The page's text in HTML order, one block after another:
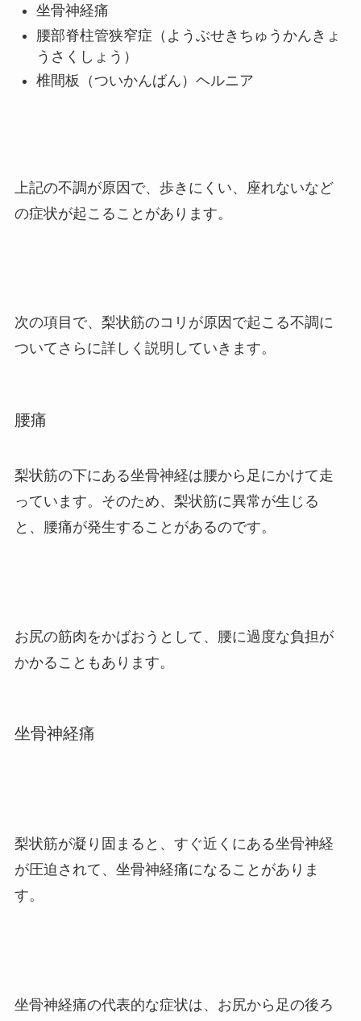
坐骨神経痛
腰部脊柱管狭窄症（ようぶせきちゅうかんきょ
うさくしょう）
椎間板（ついかんばん）ヘルニア
上記の不調が原因で、歩きにくい、座れないなど
の症状が起こることがあります。
次の項目で、梨状筋のコリが原因で起こる不調に
ついてさらに詳しく説明していきます。
腰痛
梨状筋の下にある坐骨神経は腰から足にかけて走
っています。そのため、 梨状筋に異常が生じる
と、腰痛が発生することがあるのです。
お尻の筋肉をかばおうとして、腰に過度な負担が
かかることもあります。
坐骨神経痛
梨状筋が凝り固まると、すぐ近くにある坐骨神経
が圧迫されて、坐骨神経痛になることがありま
す。
坐骨神経痛の代表的な症状は、お尻から足の後ろ